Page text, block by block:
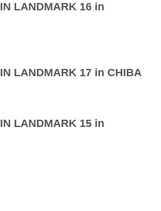
LANDMARK 16 in
LANDMARK 17 in CHIBA
LANDMARK 15 in